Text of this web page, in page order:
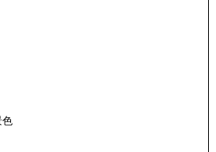
色